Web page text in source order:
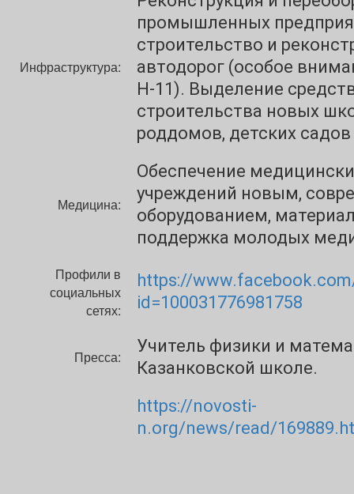
Инфраструктура:
промышленных
строительство и
автодорог (особое
Н-11). Выделение
строительства новых
роддомов, детских
Медицина:
Обеспечение
учреждений новым,
оборудованием,
поддержка молодых
Профили в
социальных
сетях:
https://
id=100031776981758
Пресса:
Учитель физики и
Казанковской школе.
https://novosti-
n.org/news/read/